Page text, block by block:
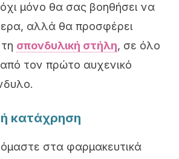
μόνο θα σας βοηθήσει να
αλλά θα προσφέρει
σπονδυλική στήλη, σε όλο
τον πρώτο αυχενικό
κατάχρηση
στα φαρμακευτικά